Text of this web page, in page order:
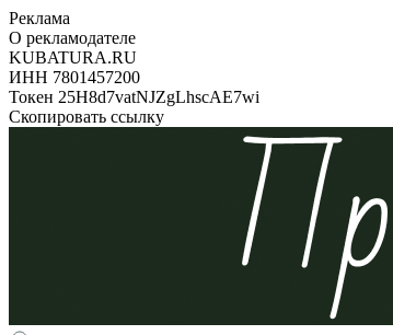
Реклама
О рекламодателе
KUBATURA.RU
ИНН 7801457200
Токен 25H8d7vatNJZgLhscAE7wi
Скопировать ссылку